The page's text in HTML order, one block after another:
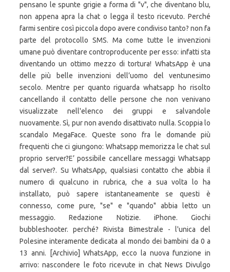
pensano le spunte grigie a forma di "v", che diventano blu,
non appena apra la chat o legga il testo ricevuto. Perché
farmi sentire così piccola dopo avere condiviso tanto? non fa
parte del protocollo SMS. Ma come tutte le invenzioni
umane può diventare controproducente per esso: infatti sta
diventando un ottimo mezzo di tortura! WhatsApp è una
delle più belle invenzioni dell’uomo del ventunesimo
secolo. Mentre per quanto riguarda whatsapp ho risolto
cancellando il contatto delle persone che non venivano
visualizzate nell'elenco dei gruppi e salvandole
nuovamente. Sì, pur non avendo disattivato nulla. Scoppia lo
scandalo MegaFace. Queste sono fra le domande più
frequenti che ci giungono: Whatsapp memorizza le chat sul
proprio server?E’ possibile cancellare messaggi Whatsapp
dal server?. Su WhatsApp, qualsiasi contatto che abbia il
numero di qualcuno in rubrica, che a sua volta lo ha
installato, può sapere istantaneamente se questi è
connesso, come pure, "se" e "quando" abbia letto un
messaggio. Redazione Notizie. iPhone. Giochi
bubbleshooter. perché? Rivista Bimestrale - l'unica del
Polesine interamente dedicata al mondo dei bambini da 0 a
13 anni. [Archivio] WhatsApp, ecco la nuova funzione in
arrivo: nascondere le foto ricevute in chat News Divulgo